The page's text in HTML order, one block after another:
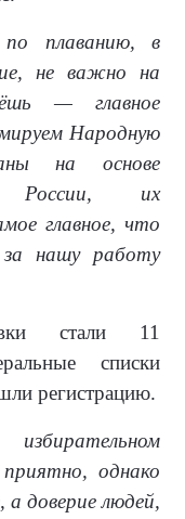
по плаванию, в
не важно на
— главное
Народную
на основе
России, их
главное, что
нашу работу
стали 11
списки
регистрацию.
однако
а доверие людей,